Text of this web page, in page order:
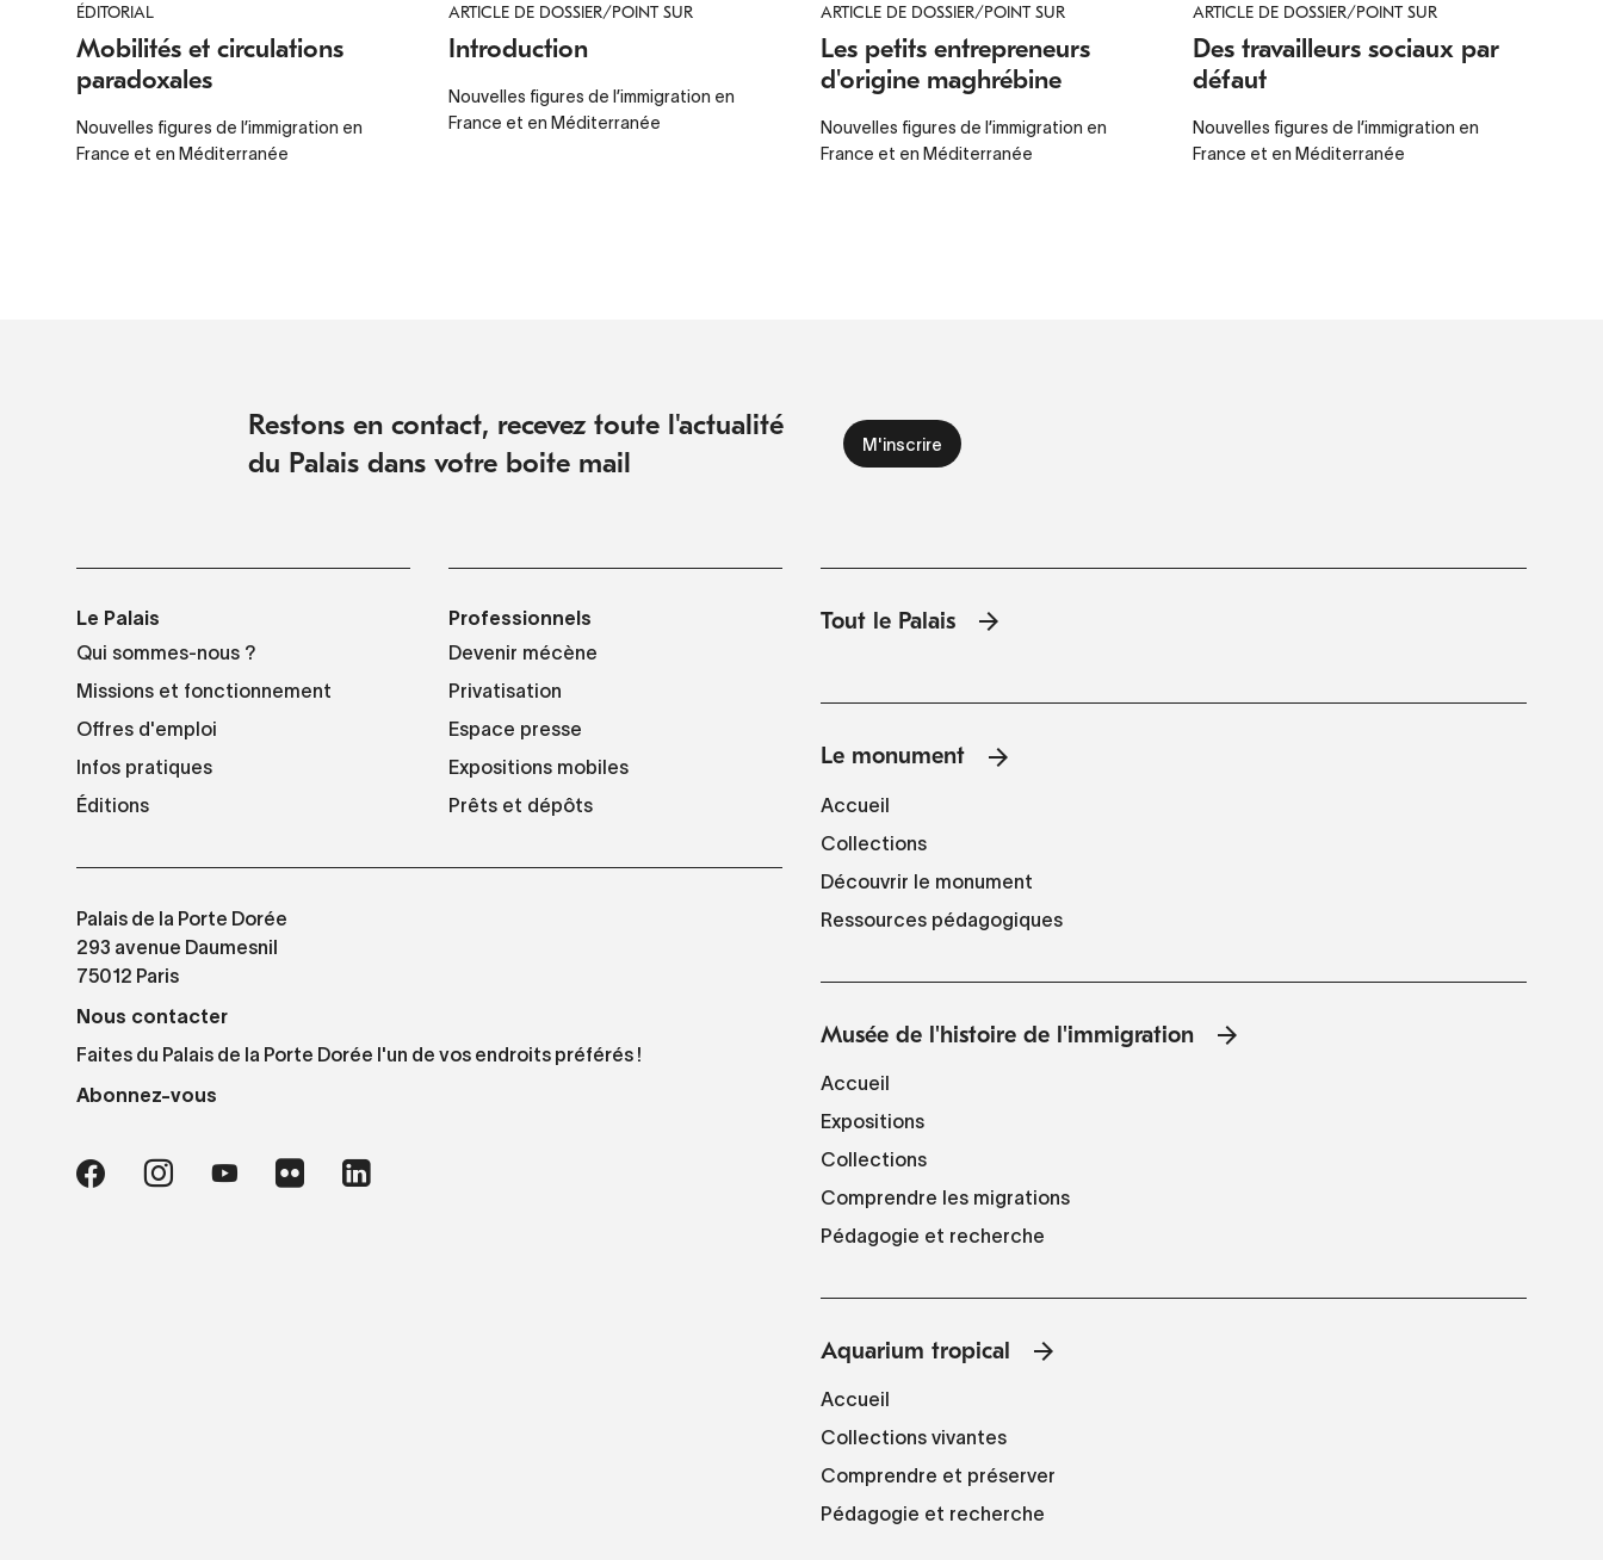
ÉDITORIAL
Mobilités et circulations
paradoxales
Nouvelles figures de l’immigration en
France et en Méditerranée
ARTICLE DE DOSSIER/POINT SUR
Introduction
Nouvelles figures de l’immigration en
France et en Méditerranée
ARTICLE DE DOSSIER/POINT SUR
Les petits entrepreneurs
d'origine maghrébine
Nouvelles figures de l’immigration en
France et en Méditerranée
ARTICLE DE DOSSIER/POINT SUR
Des travailleurs sociaux par
défaut
Nouvelles figures de l’immigration en
France et en Méditerranée
Restons en contact, recevez toute l'actualité
du Palais dans votre boite mail
Le Palais
Qui sommes-nous ?
Missions et fonctionnement
Offres d'emploi
Infos pratiques
Éditions
Professionnels
Devenir mécène
Privatisation
Espace presse
Expositions mobiles
Prêts et dépôts
Palais de la Porte Dorée
293 avenue Daumesnil
75012 Paris
Nous contacter
Faites du Palais de la Porte Dorée l'un de vos endroits préférés !
Abonnez-vous
Tout le Palais
Le monument
Accueil
Collections
Découvrir le monument
Ressources pédagogiques
Musée de l'histoire de l'immigration
Accueil
Expositions
Collections
Comprendre les migrations
Pédagogie et recherche
Aquarium tropical
Accueil
Collections vivantes
Comprendre et préserver
Pédagogie et recherche